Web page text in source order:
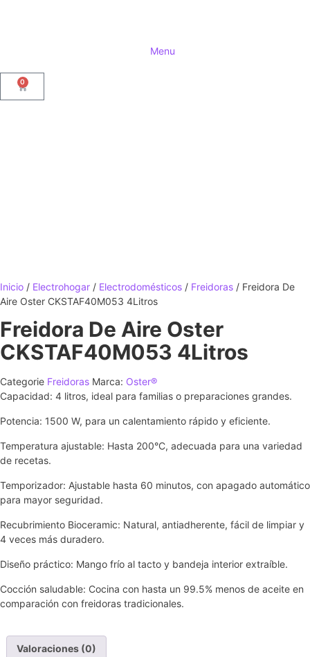
Menu
0
Inicio / Electrohogar / Electrodomésticos / Freidoras / Freidora De
Aire Oster CKSTAF40M053 4Litros
Freidora De Aire Oster
CKSTAF40M053 4Litros
Categorie Freidoras Marca: Oster®
Capacidad: 4 litros, ideal para familias o preparaciones grandes.
Potencia: 1500 W, para un calentamiento rápido y eficiente.
Temperatura ajustable: Hasta 200°C, adecuada para una variedad
de recetas.
Temporizador: Ajustable hasta 60 minutos, con apagado automático
para mayor seguridad.
Recubrimiento Bioceramic: Natural, antiadherente, fácil de limpiar y
4 veces más duradero.
Diseño práctico: Mango frío al tacto y bandeja interior extraíble.
Cocción saludable: Cocina con hasta un 99.5% menos de aceite en
comparación con freidoras tradicionales.
Valoraciones (0)